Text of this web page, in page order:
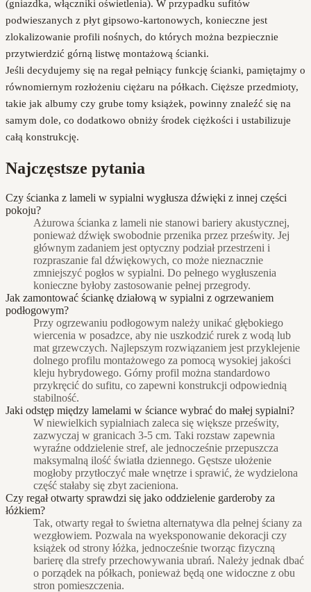
(gniazdka, włączniki oświetlenia). W przypadku sufitów
podwieszanych z płyt gipsowo-kartonowych, konieczne jest
zlokalizowanie profili nośnych, do których można bezpiecznie
przytwierdzić górną listwę montażową ścianki.
Jeśli decydujemy się na regał pełniący funkcję ścianki, pamiętajmy o
równomiernym rozłożeniu ciężaru na półkach. Cięższe przedmioty,
takie jak albumy czy grube tomy książek, powinny znaleźć się na
samym dole, co dodatkowo obniży środek ciężkości i ustabilizuje
całą konstrukcję.
Najczęstsze pytania
Czy ścianka z lameli w sypialni wygłusza dźwięki z innej części
pokoju?
Ażurowa ścianka z lameli nie stanowi bariery akustycznej,
ponieważ dźwięk swobodnie przenika przez prześwity. Jej
głównym zadaniem jest optyczny podział przestrzeni i
rozpraszanie fal dźwiękowych, co może nieznacznie
zmniejszyć pogłos w sypialni. Do pełnego wygłuszenia
konieczne byłoby zastosowanie pełnej przegrody.
Jak zamontować ściankę działową w sypialni z ogrzewaniem
podłogowym?
Przy ogrzewaniu podłogowym należy unikać głębokiego
wiercenia w posadzce, aby nie uszkodzić rurek z wodą lub
mat grzewczych. Najlepszym rozwiązaniem jest przyklejenie
dolnego profilu montażowego za pomocą wysokiej jakości
kleju hybrydowego. Górny profil można standardowo
przykręcić do sufitu, co zapewni konstrukcji odpowiednią
stabilność.
Jaki odstęp między lamelami w ściance wybrać do małej sypialni?
W niewielkich sypialniach zaleca się większe prześwity,
zazwyczaj w granicach 3-5 cm. Taki rozstaw zapewnia
wyraźne oddzielenie stref, ale jednocześnie przepuszcza
maksymalną ilość światła dziennego. Gęstsze ułożenie
mogłoby przytłoczyć małe wnętrze i sprawić, że wydzielona
część stałaby się zbyt zacieniona.
Czy regał otwarty sprawdzi się jako oddzielenie garderoby za
łóżkiem?
Tak, otwarty regał to świetna alternatywa dla pełnej ściany za
wezgłowiem. Pozwala na wyeksponowanie dekoracji czy
książek od strony łóżka, jednocześnie tworząc fizyczną
barierę dla strefy przechowywania ubrań. Należy jednak dbać
o porządek na półkach, ponieważ będą one widoczne z obu
stron pomieszczenia.